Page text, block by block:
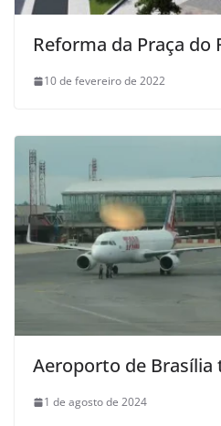
Reforma da Praça do
10 de fevereiro de 2022
Aeroporto de Brasília
1 de agosto de 2024